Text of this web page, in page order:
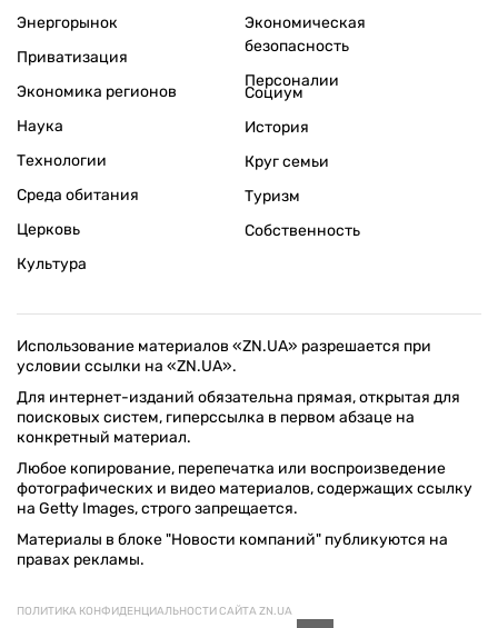
Энергорынок
Приватизация
Экономика регионов
Экономическая
безопасность
Персоналии
Наука
Технологии
Среда обитания
Церковь
Культура
Социум
История
Круг семьи
Туризм
Собственность
Использование материалов «ZN.UA» разрешается при
условии ссылки на «ZN.UA».
Для интернет-изданий обязательна прямая, открытая для
поисковых систем, гиперссылка в первом абзаце на
конкретный материал.
Любое копирование, перепечатка или воспроизведение
фотографических и видео материалов, содержащих ссылку
на Getty Images, строго запрещается.
Материалы в блоке "Новости компаний" публикуются на
правах рекламы.
ПОЛИТИКА КОНФИДЕНЦИАЛЬНОСТИ САЙТА ZN.UA